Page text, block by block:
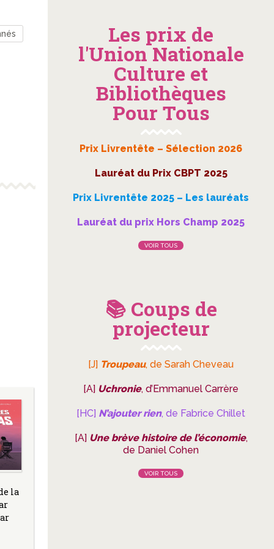
la
Les prix de
l'Union Nationale
Culture et
Bibliothèques
Pour Tous
Prix Livrentête – Sélection 2026
Lauréat du Prix CBPT 2025
Prix Livrentête 2025 – Les lauréats
Lauréat du prix Hors Champ 2025
VOIR TOUS
📚 Coups de
projecteur
[J] Troupeau, de Sarah Cheveau
[A] Uchronie, d’Emmanuel Carrère
[HC] N’ajouter rien, de Fabrice Chillet
[A] Une brève histoire de l’économie,
de Daniel Cohen
VOIR TOUS